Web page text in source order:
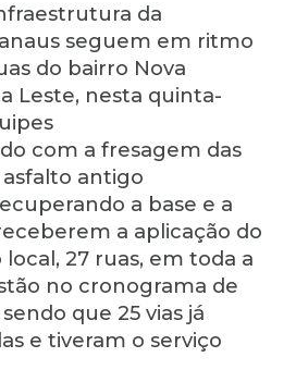
da
seguem em ritmo
do bairro Nova
Leste, nesta quinta-
com a fresagem das
antigo
a base e a
a aplicação do
27 ruas, em toda a
no cronograma de
que 25 vias já
e tiveram o serviço